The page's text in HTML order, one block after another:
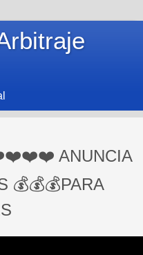
ANUNCIA
💰💰💰PARA